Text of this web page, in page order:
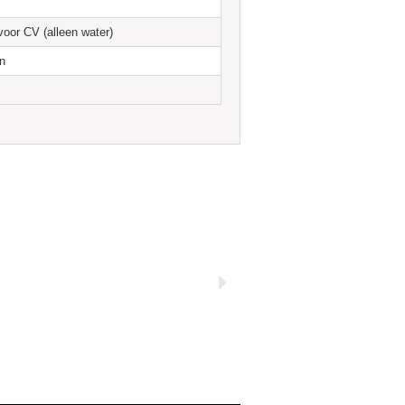
CV (alleen water)